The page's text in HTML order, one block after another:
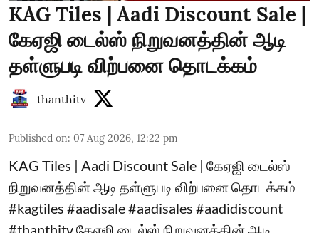
KAG Tiles | Aadi Discount Sale |
கேஏஜி டைல்ஸ் நிறுவனத்தின் ஆடி
தள்ளுபடி விற்பனை தொடக்கம்
thanthitv
Published on: 07 Aug 2026, 12:22 pm
KAG Tiles | Aadi Discount Sale | கேஏஜி டைல்ஸ்
நிறுவனத்தின் ஆடி தள்ளுபடி விற்பனை தொடக்கம்
#kagtiles #aadisale #aadisales #aadidiscount
#thanthitv கேஏஜி டைல்ஸ் நிறுவனத்தின் ஆடி